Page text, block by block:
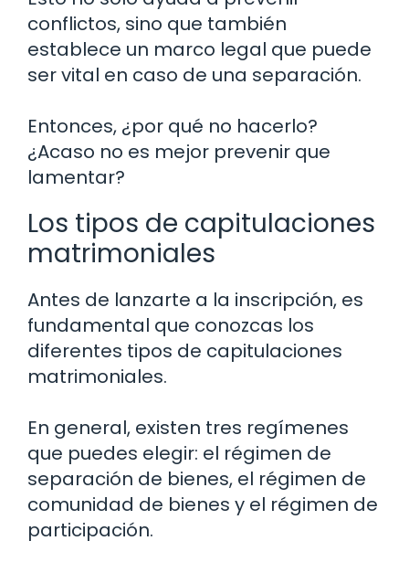
conflictos, sino que también
establece un marco legal que puede
ser vital en caso de una separación.
Entonces, ¿por qué no hacerlo?
¿Acaso no es mejor prevenir que
lamentar?
Los tipos de capitulaciones
matrimoniales
Antes de lanzarte a la inscripción, es
fundamental que conozcas los
diferentes tipos de capitulaciones
matrimoniales.
En general, existen tres regímenes
que puedes elegir: el régimen de
separación de bienes, el régimen de
comunidad de bienes y el régimen de
participación.